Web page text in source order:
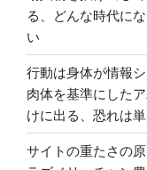
る、どんな時代に
い
行動は身体が情報
肉体を基準にした
けに出る、恐れは
サイトの重たさの